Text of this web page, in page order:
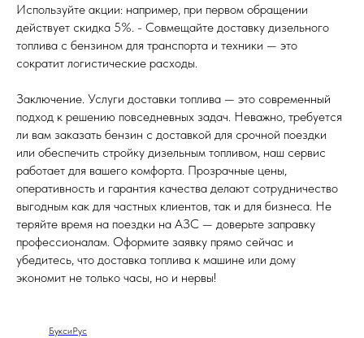
Используйте акции: например, при первом обращении
действует скидка 5%. - Совмещайте доставку дизельного
топлива с бензином для транспорта и техники — это
сократит логистические расходы.
Заключение. Услуги доставки топлива — это современный
подход к решению повседневных задач. Неважно, требуется
ли вам заказать бензин с доставкой для срочной поездки
или обеспечить стройку дизельным топливом, наш сервис
работает для вашего комфорта. Прозрачные цены,
оперативность и гарантия качества делают сотрудничество
выгодным как для частных клиентов, так и для бизнеса. Не
теряйте время на поездки на АЗС — доверьте заправку
профессионалам. Оформите заявку прямо сейчас и
убедитесь, что доставка топлива к машине или дому
экономит не только часы, но и нервы!
БуксиРус